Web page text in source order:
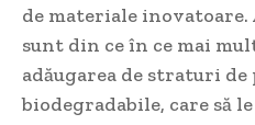
de materiale
sunt din ce în ce mai
adăugarea de straturi
biodegradabile, care să